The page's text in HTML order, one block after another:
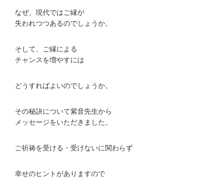
なぜ、現代ではご縁が
失われつつあるのでしょうか。
そして、ご縁による
チャンスを増やすには
どうすればよいのでしょうか。
その秘訣について紫音先生から
メッセージをいただきました。
ご祈祷を受ける・受けないに関わらず
幸せのヒントがありますので